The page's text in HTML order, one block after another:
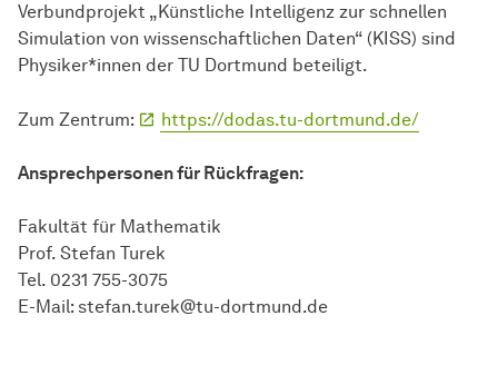
Verbundprojekt „Künstliche Intelligenz zur schnellen
Simulation von wissenschaftlichen Daten“ (KISS) sind
Physiker*innen der TU Dortmund beteiligt.
Zum Zentrum: https://dodas.tu-dortmund.de/
Ansprechpersonen für Rückfragen:
Fakultät für Mathematik
Prof. Stefan Turek
Tel. 0231 755-3075
E-Mail: stefan.turek@tu-dortmund.de